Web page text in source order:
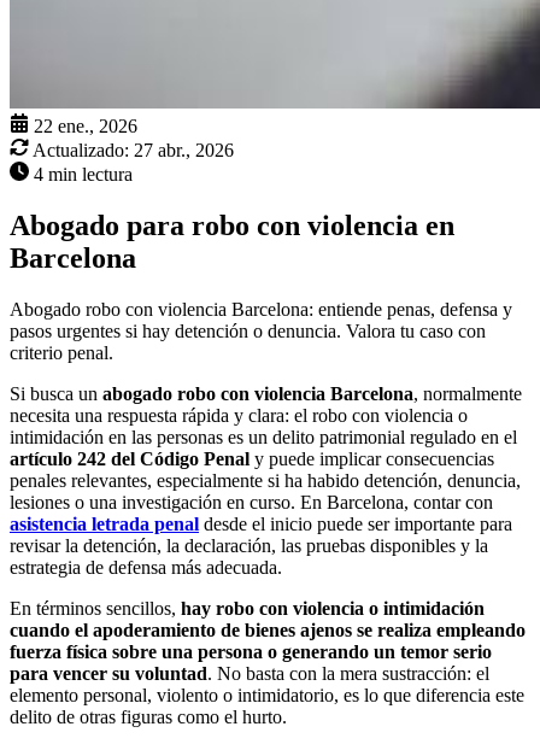
22 ene., 2026
Actualizado: 27 abr., 2026
4 min lectura
Abogado para robo con violencia en
Barcelona
Abogado robo con violencia Barcelona: entiende penas, defensa y
pasos urgentes si hay detención o denuncia. Valora tu caso con
criterio penal.
Si busca un abogado robo con violencia Barcelona, normalmente
necesita una respuesta rápida y clara: el robo con violencia o
intimidación en las personas es un delito patrimonial regulado en el
artículo 242 del Código Penal y puede implicar consecuencias
penales relevantes, especialmente si ha habido detención, denuncia,
lesiones o una investigación en curso. En Barcelona, contar con
asistencia letrada penal desde el inicio puede ser importante para
revisar la detención, la declaración, las pruebas disponibles y la
estrategia de defensa más adecuada.
En términos sencillos, hay robo con violencia o intimidación
cuando el apoderamiento de bienes ajenos se realiza empleando
fuerza física sobre una persona o generando un temor serio
para vencer su voluntad. No basta con la mera sustracción: el
elemento personal, violento o intimidatorio, es lo que diferencia este
delito de otras figuras como el hurto.